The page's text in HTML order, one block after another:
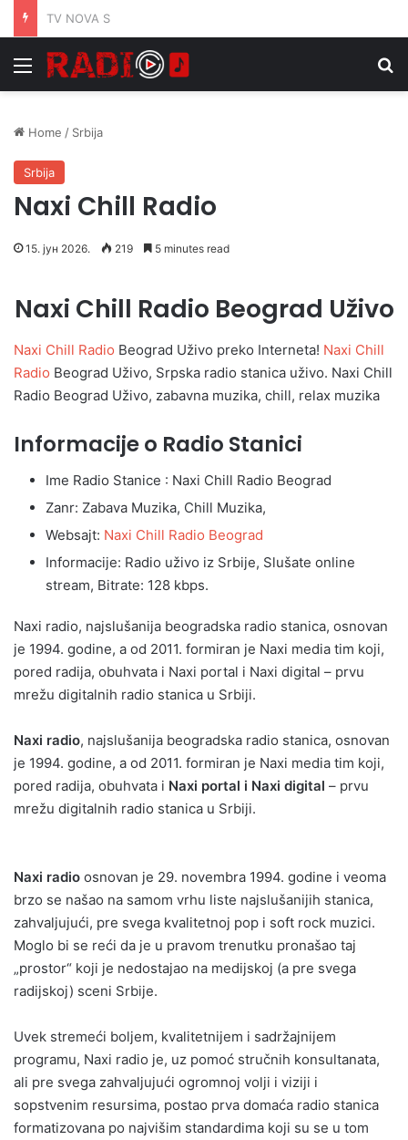
Radio S Južni
Menu
Home / Srbija
Srbija
Naxi Chill Radio
15. јун 2026. 219 5 minutes read
Naxi Chill Radio Beograd Uživo
Naxi Chill Radio Beograd Uživo preko Interneta! Naxi Chill
Radio Beograd Uživo, Srpska radio stanica uživo. Naxi Chill
Radio Beograd Uživo, zabavna muzika, chill, relax muzika
Informacije o Radio Stanici
Ime Radio Stanice : Naxi Chill Radio Beograd
Zanr: Zabava Muzika, Chill Muzika,
Websajt: Naxi Chill Radio Beograd
Informacije: Radio uživo iz Srbije, Slušate online
stream, Bitrate: 128 kbps.
Naxi radio, najslušanija beogradska radio stanica, osnovan
je 1994. godine, a od 2011. formiran je Naxi media tim koji,
pored radija, obuhvata i Naxi portal i Naxi digital – prvu
mrežu digitalnih radio stanica u Srbiji.
Naxi radio, najslušanija beogradska radio stanica, osnovan
je 1994. godine, a od 2011. formiran je Naxi media tim koji,
pored radija, obuhvata i Naxi portal i Naxi digital – prvu
mrežu digitalnih radio stanica u Srbiji.
Naxi radio osnovan je 29. novembra 1994. godine i veoma
brzo se našao na samom vrhu liste najslušanijih stanica,
zahvaljujući, pre svega kvalitetnoj pop i soft rock muzici.
Moglo bi se reći da je u pravom trenutku pronašao taj
„prostor“ koji je nedostajao na medijskoj (a pre svega
radijskoj) sceni Srbije.
Uvek stremeći boljem, kvalitetnijem i sadržajnijem
programu, Naxi radio je, uz pomoć stručnih konsultanata,
ali pre svega zahvaljujući ogromnoj volji i viziji i
sopstvenim resursima, postao prva domaća radio stanica
formatizovana po najvišim standardima koji su se u tom